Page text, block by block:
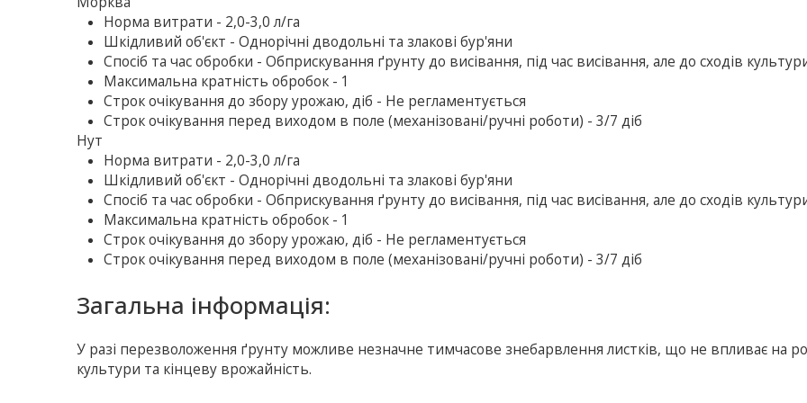
Норма витрати - 2,0-3,0 л/га
Шкідливий об'єкт - Однорічні дводольні та злакові бур'яни
Спосіб та час обробки - Обприскування ґрунту до висівання, під час висівання, але до сходів
Максимальна кратність обробок - 1
Строк очікування до збору урожаю, діб - Не регламентується
Строк очікування перед виходом в поле (механізовані/ручні роботи) - 3/7 діб
Нут
Норма витрати - 2,0-3,0 л/га
Шкідливий об'єкт - Однорічні дводольні та злакові бур'яни
Спосіб та час обробки - Обприскування ґрунту до висівання, під час висівання, але до сходів
Максимальна кратність обробок - 1
Строк очікування до збору урожаю, діб - Не регламентується
Строк очікування перед виходом в поле (механізовані/ручні роботи) - 3/7 діб
Загальна інформація:
У разі перезволоження ґрунту можливе незначне тимчасове знебарвлення листків, що не впливає на
культури та кінцеву врожайність.